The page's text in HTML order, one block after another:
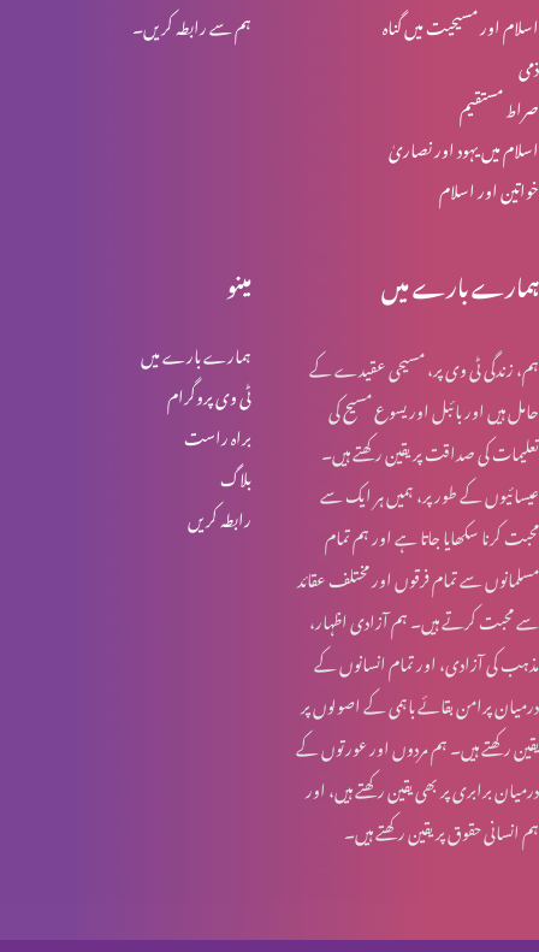
یسوع – ہماری زندہ امید
تجسمِ نورِ جہاں
ایمانویل: خدا ہمارے ساتھ
عیدِ میلادِ مسیح: مبارکباد
ہم سے رابطہ کریں۔
اسلام اور مسیحیت میں گناہ
ذمی
صراط مستقیم
اسلام میں یہود اور نصاریٰ
خواتین اور اسلام
مینو
ہمارے بارے میں
ٹی وی پروگرام
براہ راست
بلاگ
رابطہ کریں
ہمارے بارے میں
ہم، زندگی ٹی وی پر، مسیحی عقیدے کے
حامل ہیں اور بائبل اور یسوع مسیح کی
تعلیمات کی صداقت پر یقین رکھتے ہیں۔
عیسائیوں کے طور پر، ہمیں ہر ایک سے
محبت کرنا سکھایا جاتا ہے اور ہم تمام
مسلمانوں سے تمام فرقوں اور مختلف عقائد
سے محبت کرتے ہیں۔ ہم آزادی اظہار،
مذہب کی آزادی، اور تمام انسانوں کے
درمیان پرامن بقائے باہمی کے اصولوں پر
یقین رکھتے ہیں۔ ہم مردوں اور عورتوں کے
درمیان برابری پر بھی یقین رکھتے ہیں، اور
ہم انسانی حقوق پر یقین رکھتے ہیں۔